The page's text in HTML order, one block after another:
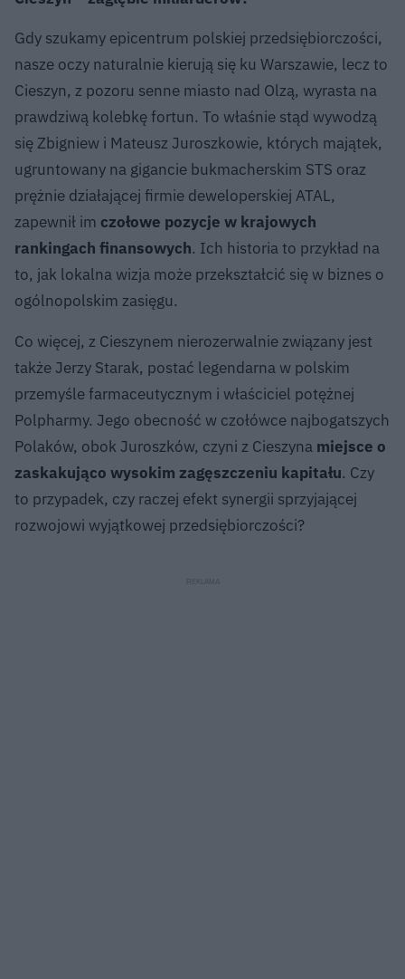
Gdy szukamy epicentrum polskiej przedsiębiorczości,
nasze oczy naturalnie kierują się ku Warszawie, lecz to
Cieszyn, z pozoru senne miasto nad Olzą, wyrasta na
prawdziwą kolebkę fortun. To właśnie stąd wywodzą
się Zbigniew i Mateusz Juroszkowie, których majątek,
ugruntowany na gigancie bukmacherskim STS oraz
prężnie działającej firmie deweloperskiej ATAL,
zapewnił im czołowe pozycje w krajowych
rankingach finansowych. Ich historia to przykład na
to, jak lokalna wizja może przekształcić się w biznes o
ogólnopolskim zasięgu.
Co więcej, z Cieszynem nierozerwalnie związany jest
także Jerzy Starak, postać legendarna w polskim
przemyśle farmaceutycznym i właściciel potężnej
Polpharmy. Jego obecność w czołówce najbogatszych
Polaków, obok Juroszków, czyni z Cieszyna miejsce o
zaskakująco wysokim zagęszczeniu kapitału. Czy
to przypadek, czy raczej efekt synergii sprzyjającej
rozwojowi wyjątkowej przedsiębiorczości?